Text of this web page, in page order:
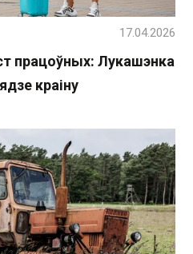
працоўных: Лукашэнка
краіну
17.04.2026